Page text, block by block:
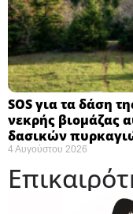
SOS για τα δάση
νεκρής βιομάζας
δασικών
4 Αυγούστου 2026